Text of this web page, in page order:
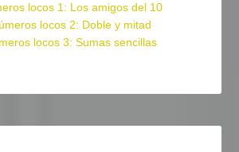
locos 1: Los amigos del 10
locos 2: Doble y mitad
locos 3: Sumas sencillas